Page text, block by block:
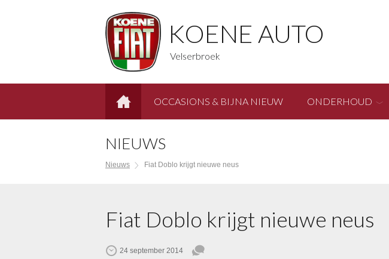
KOENE AUTO
Velserbroek
OCCASIONS & BIJNA NIEUW ONDERHOUD
NIEUWS
Nieuws Fiat Doblo krijgt nieuwe neus
Fiat Doblo krijgt nieuwe neus
24 september 2014